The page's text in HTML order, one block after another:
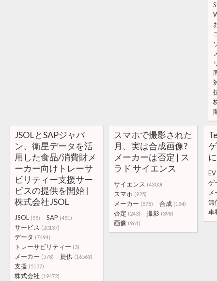
JSOLとSAPジャパ
ン、衛星データを活
用した食品/消費財メ
ーカー向けトレーサ
ビリティー支援サー
ビスの提供を開始 |
株式会社JSOL
JSOL (55) SAP (451)
サービス (20137)
データ (7494)
トレーサビリティー (3)
メーカー (578) 提供 (16563)
支援 (5137)
株式会社 (19472)
スマホで撮影された
月、実は合成画像?
メーカーは否定 | ス
ラド サイエンス
サイエンス (4300)
スマホ (925)
メーカー (578) 合成 (154)
否定 (243) 撮影 (398)
画像 (961)
EV
ゲ
メ
無
車